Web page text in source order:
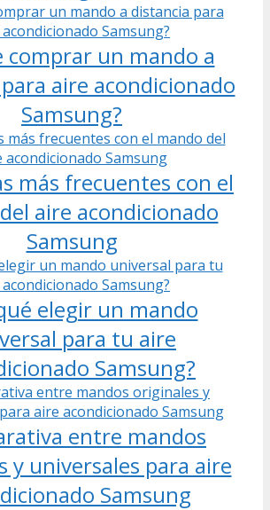
comprar un mando a
aire acondicionado
Samsung?
más frecuentes con el
aire acondicionado
Samsung
elegir un mando
para tu aire
Samsung?
entre mandos
y universales para aire
Samsung